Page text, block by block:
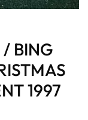
/ BING
1997